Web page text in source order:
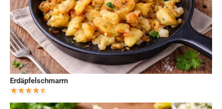
Erdäpfelschmarrn